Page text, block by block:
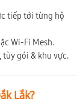
tiếp tới từng hộ
Wi-Fi Mesh.
tùy gói & khu vực.
Lắk?